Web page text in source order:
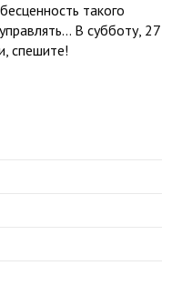
такого
В субботу, 27
спешите!